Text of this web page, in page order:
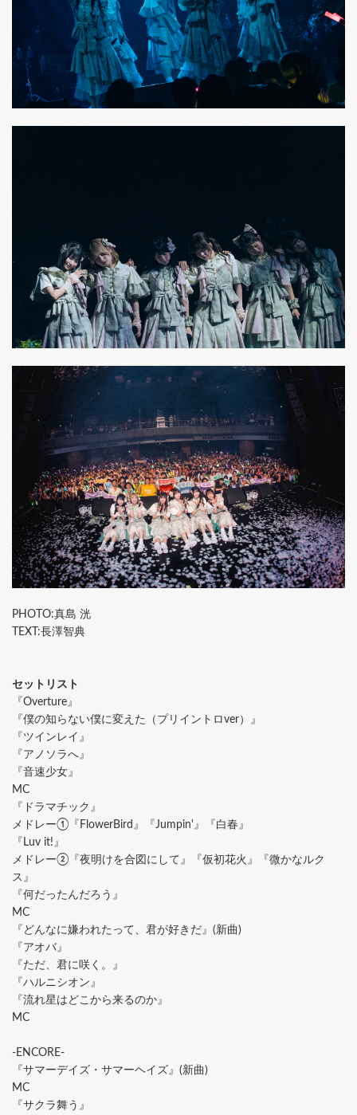
PHOTO:真島 洸
TEXT:長澤智典
セットリスト
『Overture』
『僕の知らない僕に変えた（プリイントロver）』
『ツインレイ』
『アノソラへ』
『音速少女』
MC
『ドラマチック』
メドレー①『FlowerBird』『Jumpin'』『白春』
『Luv it!』
メドレー②『夜明けを合図にして』『仮初花火』『微かなルク
ス』
『何だったんだろう』
MC
『どんなに嫌われたって、君が好きだ』(新曲)
『アオバ』
『ただ、君に咲く。』
『ハルニシオン』
『流れ星はどこから来るのか』
MC
-ENCORE-
『サマーデイズ・サマーヘイズ』(新曲)
MC
『サクラ舞う』